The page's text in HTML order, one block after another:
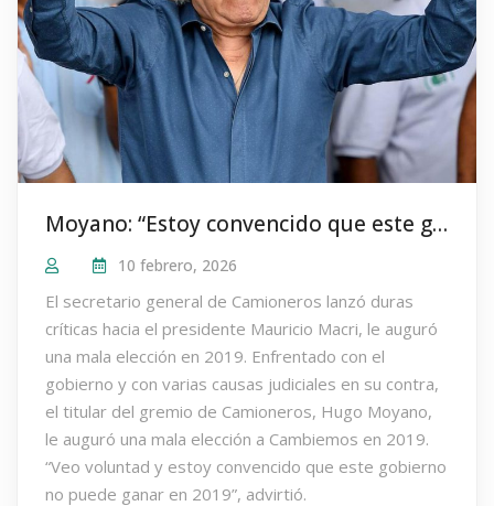
Moyano: “Estoy convencido que este gobierno no puede ganar en 2019”
10 febrero, 2026
El secretario general de Camioneros lanzó duras
críticas hacia el presidente Mauricio Macri, le auguró
una mala elección en 2019. Enfrentado con el
gobierno y con varias causas judiciales en su contra,
el titular del gremio de Camioneros, Hugo Moyano,
le auguró una mala elección a Cambiemos en 2019.
“Veo voluntad y estoy convencido que este gobierno
no puede ganar en 2019”, advirtió.